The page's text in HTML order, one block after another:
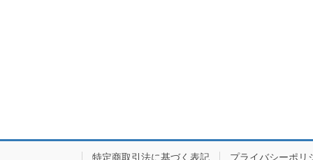
特定商取引法に基づく表記 プライバシーポリ